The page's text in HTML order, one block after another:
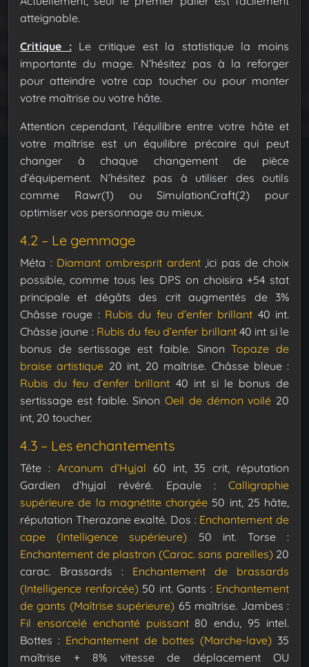
atteignable.
Critique :Le critique est la statistique la moins
importante du mage. N’hésitez pas à la reforger
pour atteindre votre cap toucher ou pour monter
votre maîtrise ou votre hâte.
Attention cependant, l’équilibre entre votre hâte et
votre maîtrise est un équilibre précaire qui peut
changer à chaque changement de pièce
d’équipement. N’hésitez pas à utiliser des outils
comme Rawr(1) ou SimulationCraft(2) pour
optimiser vos personnage au mieux.
4.2 – Le gemmage
Méta : Diamant ombresprit ardent,ici pas de choix
possible, comme tous les DPS on choisira +54 stat
principale et dégâts des crit augmentés de 3%
Châsse rouge : Rubis du feu d’enfer brillant 40 int.
Châsse jaune : Rubis du feu d’enfer brillant40 int si le
bonus de sertissage est faible. SinonTopaze de
braise artistique 20 int, 20 maîtrise. Châsse bleue :
Rubis du feu d’enfer brillant 40 int si le bonus de
sertissage est faible. Sinon Oeil de démon voilé 20
int, 20 toucher.
4.3 – Les enchantements
Tête : Arcanum d’Hyjal 60 int, 35 crit, réputation
Gardien d’hyjal révéré. Epaule :Calligraphie
supérieure de la magnétite chargée 50 int, 25 hâte,
réputation Therazane exalté. Dos : Enchantement de
cape (Intelligence supérieure) 50 int. Torse :
Enchantement de plastron (Carac. sans pareilles) 20
carac. Brassards : Enchantement de brassards
(Intelligence renforcée) 50 int. Gants : Enchantement
de gants (Maîtrise supérieure) 65 maîtrise. Jambes :
Fil ensorcelé enchanté puissant80 endu, 95 intel.
Bottes : Enchantement de bottes (Marche-lave) 35
maîtrise + 8% vitesse de déplacement OU